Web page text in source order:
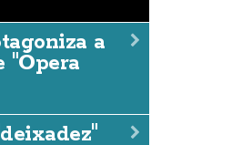
protagoniza
en
a
"Ópera